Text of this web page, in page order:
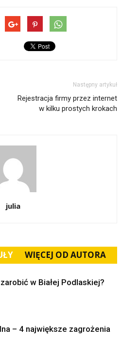
Następny artykuł
Rejestracja firmy przez internet
w kilku prostych krokach
julia
WIĘCEJ OD AUTORA
w Białej Podlaskiej?
– 4 największe zagrożenia